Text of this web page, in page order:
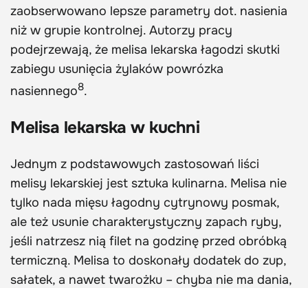
zaobserwowano lepsze parametry dot. nasienia
niż w grupie kontrolnej. Autorzy pracy
podejrzewają, że melisa lekarska łagodzi skutki
zabiegu usunięcia żylaków powrózka
nasiennego8.
Melisa lekarska w kuchni
Jednym z podstawowych zastosowań liści
melisy lekarskiej jest sztuka kulinarna. Melisa nie
tylko nada mięsu łagodny cytrynowy posmak,
ale też usunie charakterystyczny zapach ryby,
jeśli natrzesz nią filet na godzinę przed obróbką
termiczną. Melisa to doskonały dodatek do zup,
sałatek, a nawet twarożku – chyba nie ma dania,